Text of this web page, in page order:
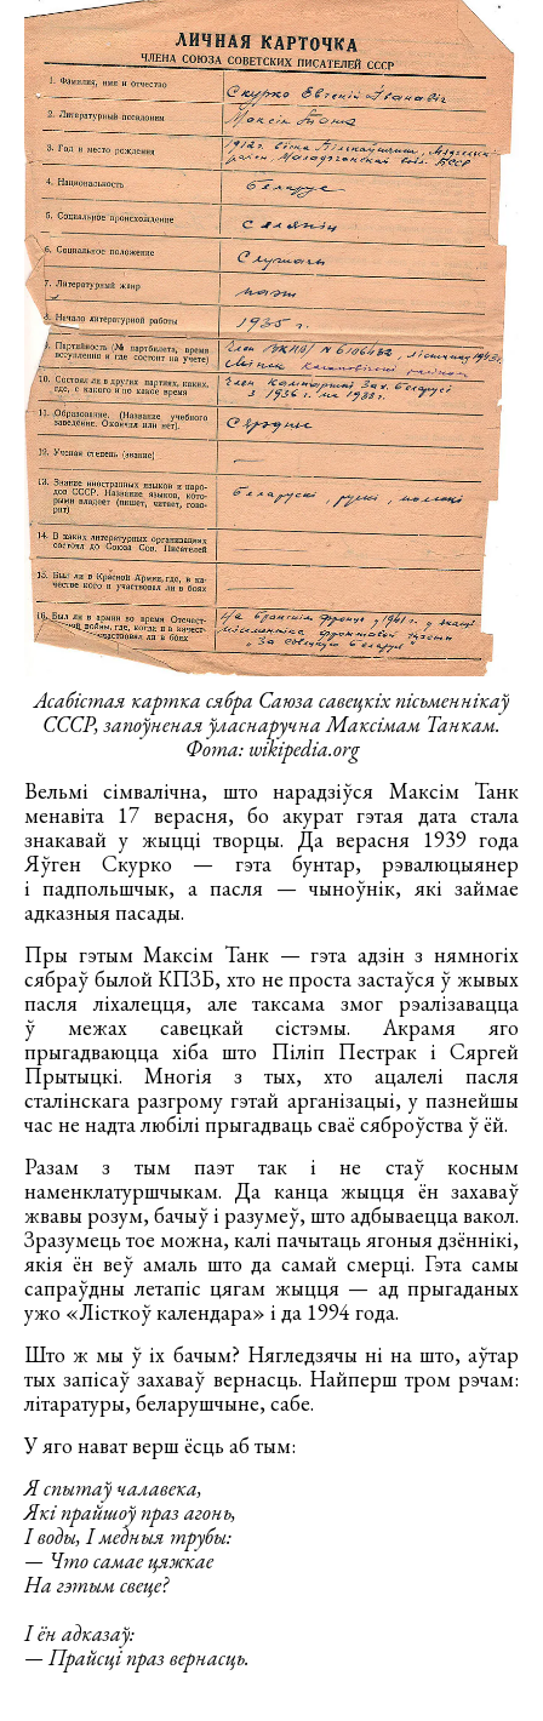
Асабістая картка сябра Саюза савецкіх пісьменнікаў
СССР, запоўненая ўласнаручна Максімам Танкам.
Фота: wikipedia.org
Вельмі сімвалічна, што нарадзіўся Максім Танк
менавіта 17 верасня, бо акурат гэтая дата стала
знакавай у жыцці творцы. Да верасня 1939 года
Яўген Скурко — гэта бунтар, рэвалюцыянер
і падпольшчык, а пасля — чыноўнік, які займае
адказныя пасады.
Пры гэтым Максім Танк — гэта адзін з нямногіх
сябраў былой КПЗБ, хто не проста застаўся ў жывых
пасля ліхалецця, але таксама змог рэалізавацца
ў межах савецкай сістэмы. Акрамя яго
прыгадваюцца хіба што Піліп Пестрак і Сяргей
Прытыцкі. Многія з тых, хто ацалелі пасля
сталінскага разгрому гэтай арганізацыі, у пазнейшы
час не надта любілі прыгадваць сваё сяброўства ў ёй.
Разам з тым паэт так і не стаў косным
наменклатуршчыкам. Да канца жыцця ён захаваў
жвавы розум, бачыў і разумеў, што адбываецца вакол.
Зразумець тое можна, калі пачытаць ягоныя дзённікі,
якія ён веў амаль што да самай смерці. Гэта самы
сапраўдны летапіс цягам жыцця — ад прыгаданых
ужо «Лісткоў календара» і да 1994 года.
Што ж мы ў іх бачым? Нягледзячы ні на што, аўтар
тых запісаў захаваў вернасць. Найперш тром рэчам:
літаратуры, беларушчыне, сабе.
У яго нават верш ёсць аб тым:
Я спытаў чалавека,
Які прайшоў праз агонь,
І воды, І медныя трубы:
— Что самае цяжкае
На гэтым свеце?
І ён адказаў:
— Прайсці праз вернасць.